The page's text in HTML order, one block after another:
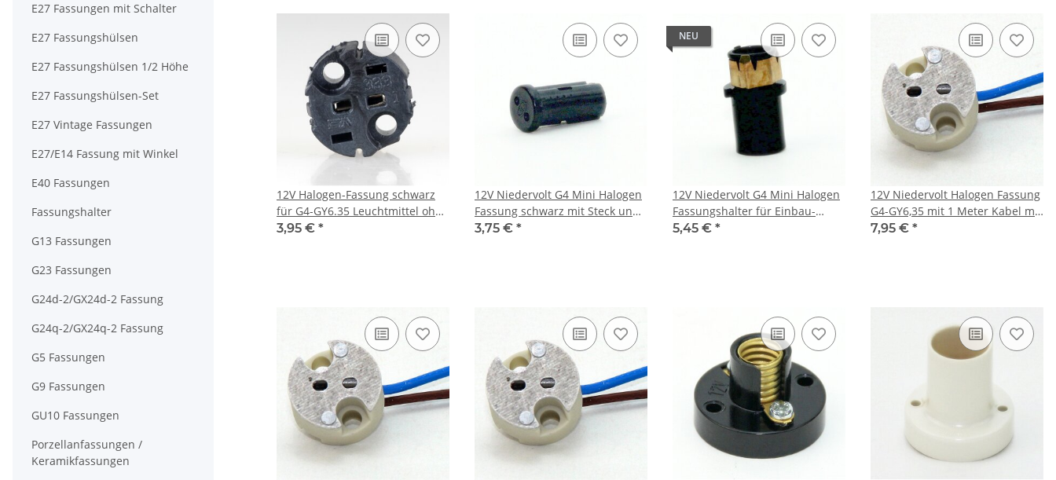
12V Halogen-Fassung schwarz
für G4-GY6.35 Leuchtmittel ohne
Kabel mit Steckkontakten
3,95 € *
12V Niedervolt G4 Mini Halogen
Fassung schwarz mit Steck und
Massekontakt
3,75 € *
NEU
12V Niedervolt G4 Mini Halogen
Fassungshalter für Einbau-
Rohrfassung
5,45 € *
12V Niedervolt Halogen Fassung
G4-GY6,35 mit 1 Meter Kabel mit
PTFE Isolation T300
7,95 € *
E27 Fassungen mit Schalter
E27 Fassungshülsen
E27 Fassungshülsen 1/2 Höhe
E27 Fassungshülsen-Set
E27 Vintage Fassungen
E27/E14 Fassung mit Winkel
E40 Fassungen
Fassungshalter
G13 Fassungen
G23 Fassungen
G24d-2/GX24d-2 Fassung
G24q-2/GX24q-2 Fassung
G5 Fassungen
G9 Fassungen
GU10 Fassungen
Porzellanfassungen /
Keramikfassungen